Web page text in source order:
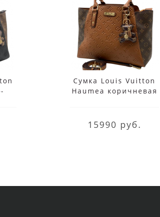
Сумка Louis Vuitton
Haumea коричневая
15990 руб.